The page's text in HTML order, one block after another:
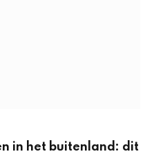
in het buitenland: dit